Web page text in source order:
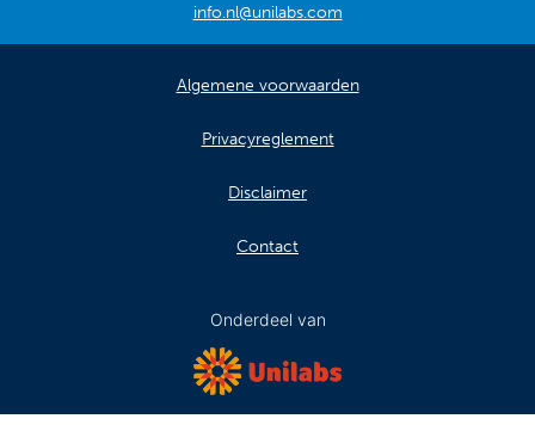
info.nl@unilabs.com
Algemene voorwaarden
Privacyreglement
Disclaimer
Contact
Onderdeel van